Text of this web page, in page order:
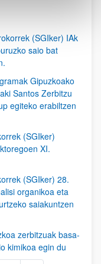
(SGIker) IAk
saio bat
Gipuzkoako
Santos Zerbitzu
egiteko erabiltzen
(SGIker)
XI.
(SGIker) 28.
organikoa eta
saiakuntzen
zerbitzuak basa-
kimikoa egin du